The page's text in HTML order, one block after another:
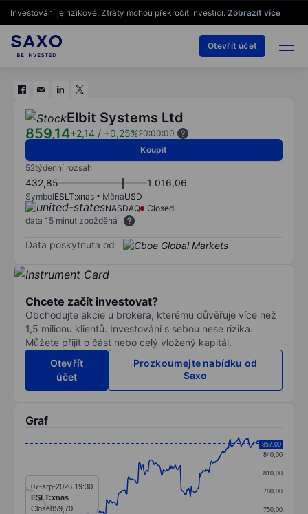
Investování je rizikové. Ztráty mohou překročit investici. Zobrazit více
Otevřít účet
Elbit Systems Ltd
859,14+2,14 / +0,25%20:00:00
Koupit
52týdenní rozsah
432,85 1 016,06
SymbolESLT:xnas MěnaUSD
NASDAQ
Closed
data 15 minut zpožděná
Data poskytnuta od
Chcete začít investovat?
Obchodujte akcie u brokera, kterému důvěřuje více než
1,5 milionu klientů. Investování s sebou nese rizika.
Můžete přijít o část nebo celý vložený kapitál.
Otevřít
účet
Prozkoumejte nabídku od
Saxo
Graf
Line chart with 278 data points.
The chart has 1 X axis displaying categories.
The chart has 1 Y axis displaying values. Data750,00
780,00
810,00
840,00
857,00
07-srp-2026 19:30
ESLT:xnas
Close859,70